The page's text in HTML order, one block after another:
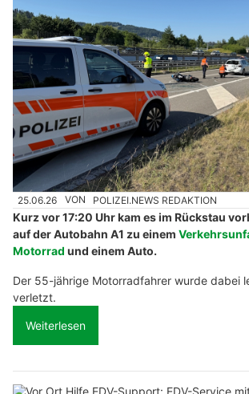
25.06.26 VON POLIZEI.NEWS REDAKTION
Kurz vor 17:20 Uhr kam es im Rückstau
auf der Autobahn A1 zu einem
Motorrad und einem Auto.
Der 55-jährige Motorradfahrer wurde dabei
verletzt.
Weiterlesen